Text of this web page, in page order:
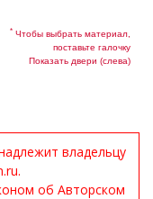
* Чтобы выбрать материал,
поставьте галочку
Показать двери (слева)
владельцу
об Авторском